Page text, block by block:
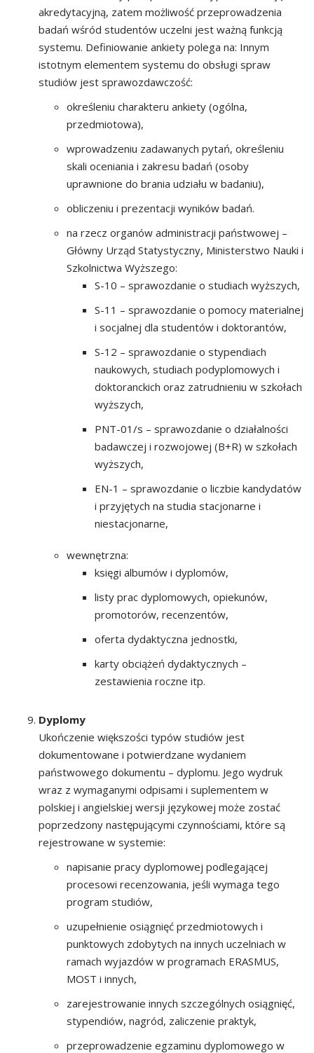
akredytacyjną, zatem możliwość przeprowadzenia
badań wśród studentów uczelni jest ważną funkcją
systemu. Definiowanie ankiety polega na: Innym
istotnym elementem systemu do obsługi spraw
studiów jest sprawozdawczość:
określeniu charakteru ankiety (ogólna,
przedmiotowa),
wprowadzeniu zadawanych pytań, określeniu
skali oceniania i zakresu badań (osoby
uprawnione do brania udziału w badaniu),
obliczeniu i prezentacji wyników badań.
na rzecz organów administracji państwowej –
Główny Urząd Statystyczny, Ministerstwo Nauki i
Szkolnictwa Wyższego:
S-10 – sprawozdanie o studiach wyższych,
S-11 – sprawozdanie o pomocy materialnej
i socjalnej dla studentów i doktorantów,
S-12 – sprawozdanie o stypendiach
naukowych, studiach podyplomowych i
doktoranckich oraz zatrudnieniu w szkołach
wyższych,
PNT-01/s – sprawozdanie o działalności
badawczej i rozwojowej (B+R) w szkołach
wyższych,
EN-1 – sprawozdanie o liczbie kandydatów
i przyjętych na studia stacjonarne i
niestacjonarne,
wewnętrzna:
księgi albumów i dyplomów,
listy prac dyplomowych, opiekunów,
promotorów, recenzentów,
oferta dydaktyczna jednostki,
karty obciążeń dydaktycznych –
zestawienia roczne itp.
Dyplomy
Ukończenie większości typów studiów jest
dokumentowane i potwierdzane wydaniem
państwowego dokumentu – dyplomu. Jego wydruk
wraz z wymaganymi odpisami i suplementem w
polskiej i angielskiej wersji językowej może zostać
poprzedzony następującymi czynnościami, które są
rejestrowane w systemie:
napisanie pracy dyplomowej podlegającej
procesowi recenzowania, jeśli wymaga tego
program studiów,
uzupełnienie osiągnięć przedmiotowych i
punktowych zdobytych na innych uczelniach w
ramach wyjazdów w programach ERASMUS,
MOST i innych,
zarejestrowanie innych szczególnych osiągnięć,
stypendiów, nagród, zaliczenie praktyk,
przeprowadzenie egzaminu dyplomowego w